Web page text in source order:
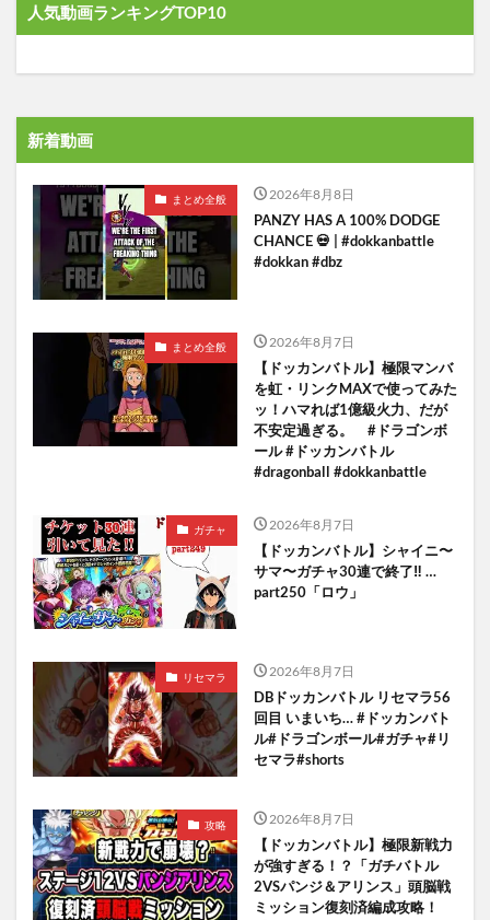
人気動画ランキングTOP10
新着動画
まとめ全般 2026年8月8日
PANZY HAS A 100% DODGE
CHANCE 💀 | #dokkanbattle
#dokkan #dbz
まとめ全般 2026年8月7日
【ドッカンバトル】極限マンバ
を虹・リンクMAXで使ってみた
ッ！ハマれば1億級火力、だが
不安定過ぎる。 #ドラゴンボ
ール #ドッカンバトル
#dragonball #dokkanbattle
ガチャ 2026年8月7日
【ドッカンバトル】シャイニ〜
サマ〜ガチャ30連で終了‼︎ …
part250「ロウ」
リセマラ 2026年8月7日
DBドッカンバトル リセマラ56
回目 いまいち… #ドッカンバト
ル#ドラゴンボール#ガチャ#リ
セマラ#shorts
攻略 2026年8月7日
【ドッカンバトル】極限新戦力
が強すぎる！？「ガチバトル
2VSパンジ＆アリンス」頭脳戦
ミッション復刻済編成攻略！